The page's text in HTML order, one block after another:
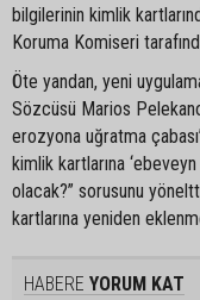
bilgilerinin kimlik
Koruma Komiseri
Öte yandan, yeni
Sözcüsü Marios
erozyona uğratma
kimlik kartlarına
olacak?” sorusunu
kartlarına yeniden
HABERE YORUM KAT